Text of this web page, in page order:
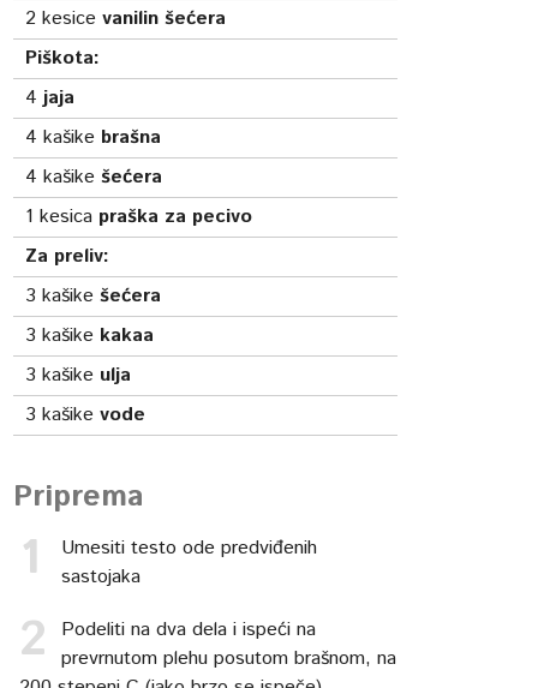
2 kesicevanilin šećera
Piškota:
4 jaja
4 kašike brašna
4 kašikešećera
1 kesica praška za pecivo
Za preliv:
3 kašikešećera
3 kašike kakaa
3 kašike ulja
3 kašikevode
Priprema
Umesiti testo ode predviđenih
sastojaka
Podeliti na dva dela i ispeći na
prevrnutom plehu posutom brašnom, na